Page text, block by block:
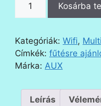
multi
5,3
KW
mennyiség
Kosárba
Kategóriák: Wifi,
Címkék: fűtésre
Márka: AUX
Leírás